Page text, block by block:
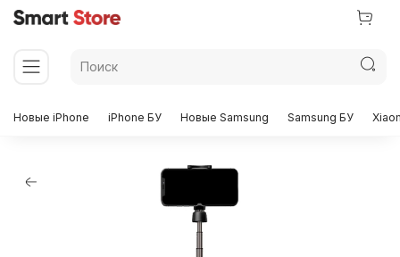
Новые iPhone iPhone БУ Новые Samsung Samsung БУ